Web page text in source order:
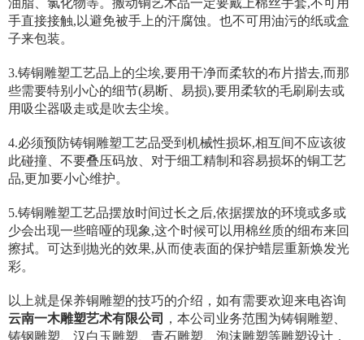
油脂、氯化物等。搬动铜艺术品一定要戴上棉丝手套,不可用
手直接接触,以避免被手上的汗腐蚀。也不可用油污的纸或盒
子来包装。
3.铸铜雕塑工艺品上的尘埃,要用干净而柔软的布片揩去,而那
些需要特别小心的细节(易断、易损),要用柔软的毛刷刷去或
用吸尘器吸走或是吹去尘埃。
4.必须预防铸铜雕塑工艺品受到机械性损坏,相互间不应该彼
此碰撞、不要叠压码放、对于细工精制和容易损坏的铜工艺
品,更加要小心维护。
5.铸铜雕塑工艺品摆放时间过长之后,依据摆放的环境或多或
少会出现一些暗哑的现象,这个时候可以用棉丝质的细布来回
擦拭。可达到抛光的效果,从而使表面的保护蜡层重新焕发光
彩。
以上就是保养铜雕塑的技巧的介绍，如有需要欢迎来电咨询
云南一木雕塑艺术有限公司
，本公司业务范围为铸铜雕塑、
铸钢雕塑、汉白玉雕塑、青石雕塑、泡沫雕塑等雕塑设计，